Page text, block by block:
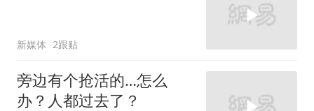
新媒体 2跟贴
旁边有个抢活的…怎么
办？人都过去了？